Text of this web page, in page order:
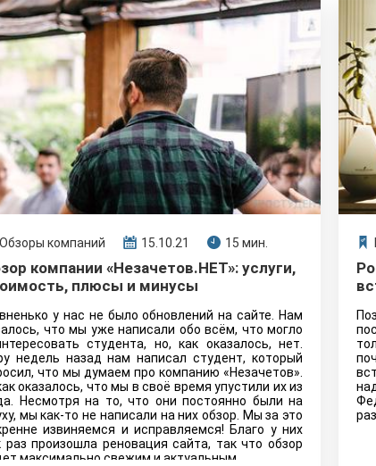
Обзоры компаний 15.10.21 15 мин.
компании «Незачетов.НЕТ»: услуги,
плюсы и минусы
у нас не было обновлений на сайте. Нам
что мы уже написали обо всём, что могло
студента, но, как оказалось, нет.
недель назад нам написал студент, который
что мы думаем про компанию «Незачетов».
оказалось, что мы в своё время упустили их из
Несмотря на то, что они постоянно были на
мы как-то не написали на них обзор. Мы за это
извиняемся и исправляемся! Благо у них
раз произошла реновация сайта, так что обзор
максимально свежим и актуальным.